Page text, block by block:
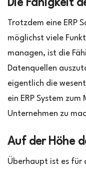
Die Fähigkeit
Trotzdem eine ERP
möglichst viele
managen, ist die
Datenquellen
eigentlich die
ein ERP System
Unternehmen zu
Auf der Höhe
Überhaupt ist es für